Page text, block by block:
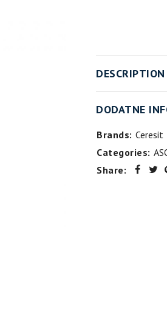
DESCRIPTION
DODATNE
Brands: Ceresit
Categories:
Share: